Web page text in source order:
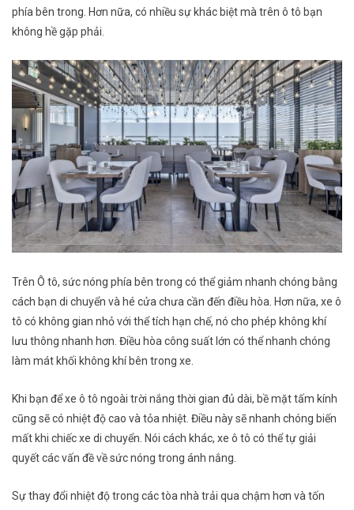
phía bên trong. Hơn nữa, có nhiều sự khác biệt mà trên ô tô bạn
không hề gặp phải.
Trên Ô tô, sức nóng phía bên trong có thể giảm nhanh chóng bằng
cách bạn di chuyển và hé cửa chưa cần đến điều hòa. Hơn nữa, xe ô
tô có không gian nhỏ với thể tích hạn chế, nó cho phép không khí
lưu thông nhanh hơn. Điều hòa công suất lớn có thể nhanh chóng
làm mát khối không khí bên trong xe.
Khi bạn để xe ô tô ngoài trời nắng thời gian đủ dài, bề mặt tấm kính
cũng sẽ có nhiệt độ cao và tỏa nhiệt. Điều này sẽ nhanh chóng biến
mất khi chiếc xe di chuyển. Nói cách khác, xe ô tô có thể tự giải
quyết các vấn đề về sức nóng trong ánh nắng.
Sự thay đổi nhiệt độ trong các tòa nhà trải qua chậm hơn và tốn